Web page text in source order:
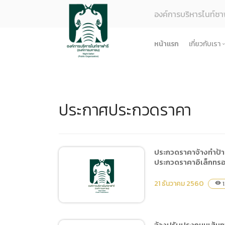
องค์การบริหารไนท์ซ
หน้าแรก เกี่ยวกับเรา
ข้อมูล
การจัด
ข้อบังคั
ประกาศประกวดราคา
ประกวดราคาจ้างทำ
ประกวดราคาอิเล็กท
21 ธันวาคม 2560 visibility